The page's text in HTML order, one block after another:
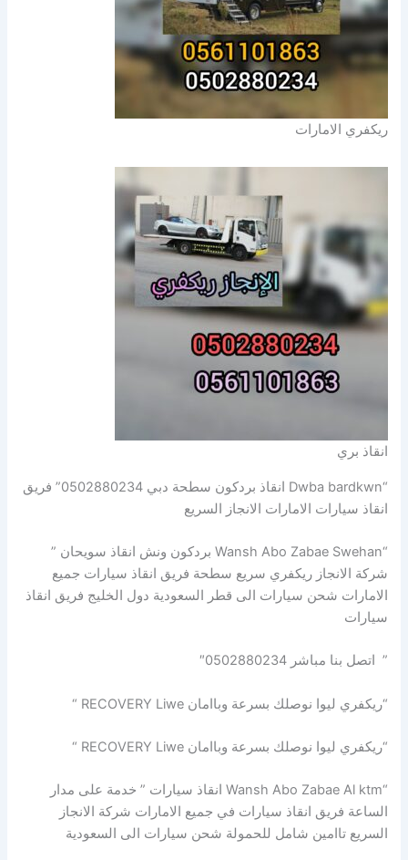
ريكفري الامارات
انقاذ بري
“Dwba bardkwn انقاذ بردكون سطحة دبي 0502880234” فريق
انقاذ سيارات الامارات الانجاز السريع
“Wansh Abo Zabae Swehan بردكون ونش انقاذ سويحان ”
شركة الانجاز ريكفري سريع سطحة فريق انقاذ سيارات جميع
الامارات شحن سيارات الى قطر السعودية دول الخليج فريق انقاذ
سيارات
” اتصل بنا مباشر 0502880234″
“ريكفري ليوا نوصلك بسرعة وباامان RECOVERY Liwe “
“ريكفري ليوا نوصلك بسرعة وباامان RECOVERY Liwe “
“Wansh Abo Zabae Al ktm انقاذ سيارات ” خدمة على مدار
الساعة فريق انقاذ سيارات في جميع الامارات شركة الانجاز
السريع تاامين شامل للحمولة شحن سيارات الى السعودية